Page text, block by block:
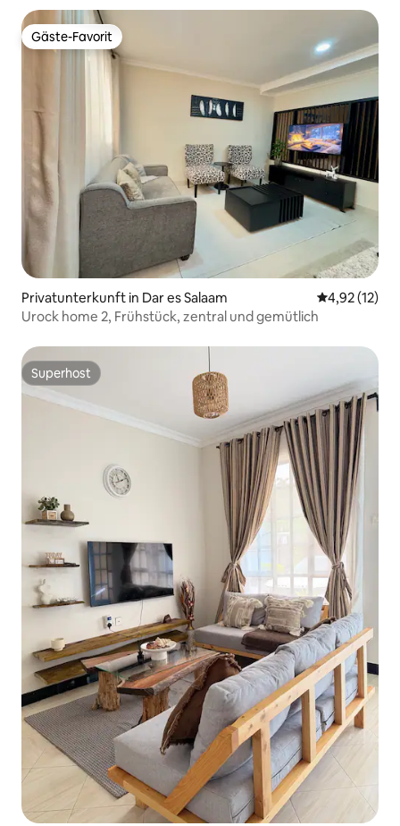
Gäste-Favorit
Gäste-Favorit
Privatunterkunft in Dar es Salaam
4,92 (12)
Urock home 2, Frühstück, zentral und gemütlich
Superhost
Superhost